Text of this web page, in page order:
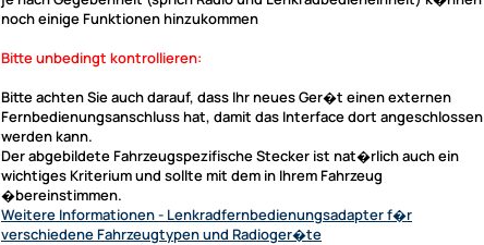
noch einige Funktionen hinzukommen
Bitte unbedingt kontrollieren:
Bitte achten Sie auch darauf, dass Ihr neues Ger�t einen externen
Fernbedienungsanschluss hat, damit das Interface dort angeschlossen
werden kann.
Der abgebildete Fahrzeugspezifische Stecker ist nat�rlich auch ein
wichtiges Kriterium und sollte mit dem in Ihrem Fahrzeug
�bereinstimmen.
Weitere Informationen- Lenkradfernbedienungsadapter f�r
verschiedene Fahrzeugtypen und Radioger�te